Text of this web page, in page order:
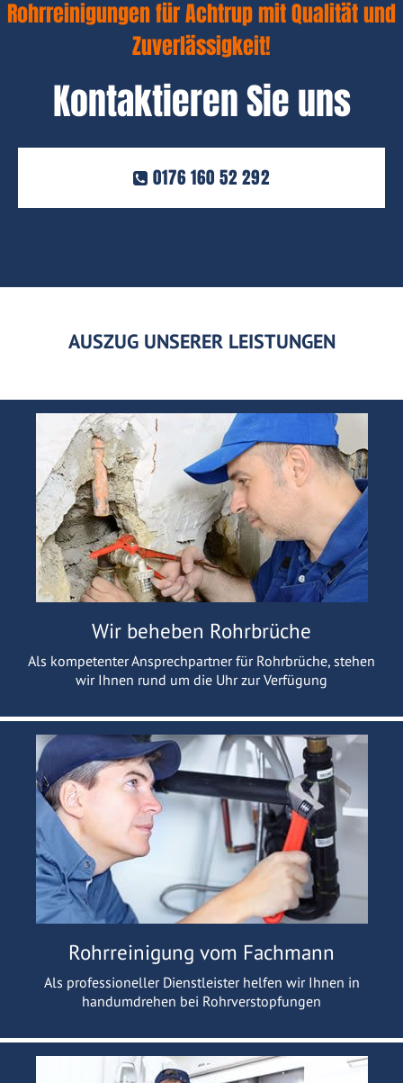
Rohrreinigungen für Achtrup mit Qualität und
Zuverlässigkeit!
Kontaktieren Sie uns
0176 160 52 292
AUSZUG UNSERER LEISTUNGEN
Wir beheben Rohrbrüche
Als kompetenter Ansprechpartner für Rohrbrüche, stehen
wir Ihnen rund um die Uhr zur Verfügung
Rohrreinigung vom Fachmann
Als professioneller Dienstleister helfen wir Ihnen in
handumdrehen bei Rohrverstopfungen